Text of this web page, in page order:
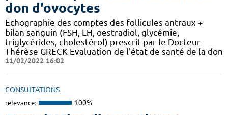
don d'ovocytes
Echographie des comptes des follicules antraux +
bilan sanguin (FSH, LH, oestradiol, glycémie,
triglycérides, cholestérol) prescrit par le Docteur
Thérèse GRECK Evaluation de l'état de santé de la don
11/02/2022 16:02
CONSULTATIONS
relevance: 100%